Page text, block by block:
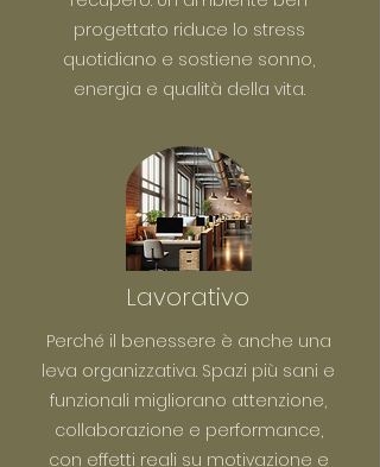
progettato riduce lo stress
quotidiano e sostiene sonno,
energia e qualità della vita.
Lavorativo
Perché il benessere è anche una
leva organizzativa. Spazi più sani e
funzionali migliorano attenzione,
collaborazione e performance,
con effetti reali su motivazione e